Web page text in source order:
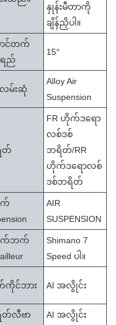
နှုန်းမီတာကို
ချိန်ညှိပါ။
င်တက်
ရည်
15°
မ်းဆုံ
Alloy Air
Suspension
တ်
FR ဟိုက်ဒရော
လစ်ဒစ်
ဘရိတ်/RR
ဟိုက်ဒရောလစ်
ဒစ်ဘရိတ်
က်
AIR
SUSPENSION
က်ဘက်
Shimano 7
Speed ​​ပါ။
င်ဘား AI အလွိုင်း
လီဗာ AI အလွိုင်း